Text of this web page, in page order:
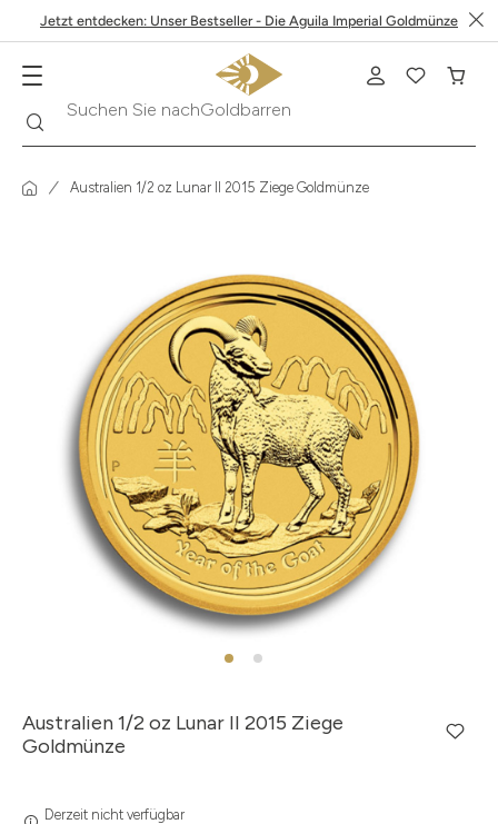
Jetzt entdecken: Unser Bestseller - Die Aguila Imperial Goldmünze
Suchen Sie nach
Goldbarren
Australien 1/2 oz Lunar II 2015 Ziege Goldmünze
Australien 1/2 oz Lunar II 2015 Ziege
Goldmünze
Derzeit nicht verfügbar